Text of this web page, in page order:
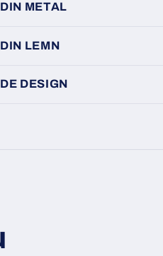
METAL
LEMN
DESIGN